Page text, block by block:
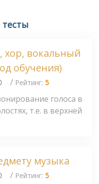
хор, вокальный
обучения)
/ Рейтинг: 5
голоса в
т.е. в верхней
музыка
/ Рейтинг: 5